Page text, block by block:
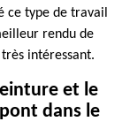
ce type de travail
rendu de
intéressant.
et le
dans le